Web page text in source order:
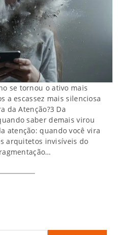
se tornou o ativo mais
a escassez mais silenciosa
da Atenção?3 Da
saber demais virou
atenção: quando você vira
arquitetos invisíveis do